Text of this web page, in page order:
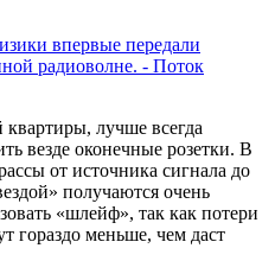
впервые передали
радиоволне. - Поток
лучше всегда
везде оконечные розетки. В
от источника сигнала до
получаются очень
«шлейф», так как потери
гораздо меньше, чем даст